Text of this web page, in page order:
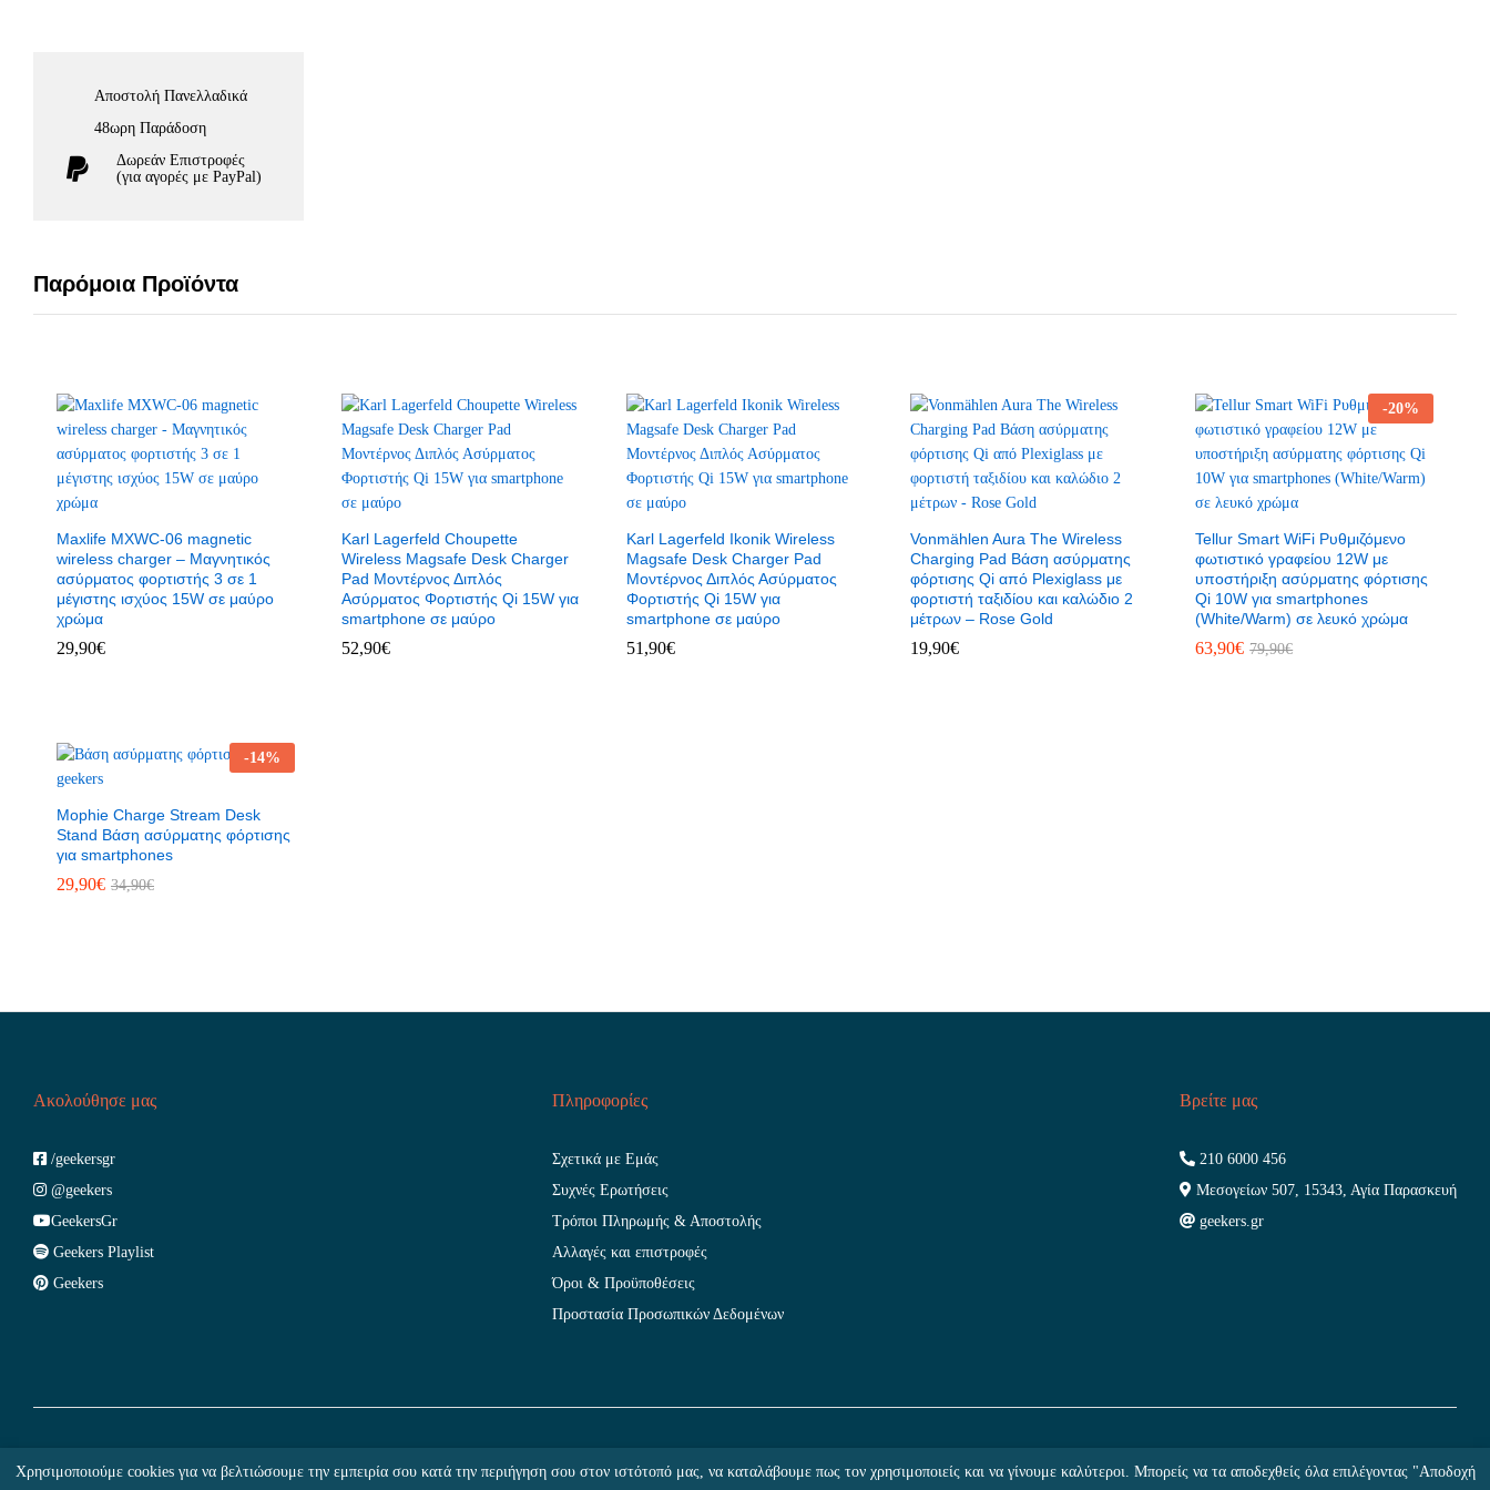
Αποστολή Πανελλαδικά
48ωρη Παράδοση
Δωρεάν Eπιστροφές
(για αγορές με PayPal)
Παρόμοια Προϊόντα
Maxlife MXWC-06 magnetic
wireless charger – Μαγνητικός
ασύρματος φορτιστής 3 σε 1
μέγιστης ισχύος 15W σε μαύρο
χρώμα
29,90€
Karl Lagerfeld Choupette
Wireless Magsafe Desk Charger
Pad Μοντέρνος Διπλός
Ασύρματος Φορτιστής Qi 15W για
smartphone σε μαύρο
52,90€
Karl Lagerfeld Ikonik Wireless
Magsafe Desk Charger Pad
Μοντέρνος Διπλός Ασύρματος
Φορτιστής Qi 15W για
smartphone σε μαύρο
51,90€
Vonmählen Aura The Wireless
Charging Pad Βάση ασύρματης
φόρτισης Qi από Plexiglass με
φορτιστή ταξιδίου και καλώδιο 2
μέτρων – Rose Gold
19,90€
-20%
Tellur Smart WiFi Ρυθμιζόμενο
φωτιστικό γραφείου 12W με
υποστήριξη ασύρματης φόρτισης
Qi 10W για smartphones
(White/Warm) σε λευκό χρώμα
63,90€ 79,90€
-14%
Mophie Charge Stream Desk
Stand Βάση ασύρματης φόρτισης
για smartphones
29,90€ 34,90€
Ακολούθησε μας
/geekersgr
@geekers
GeekersGr
Geekers Playlist
Geekers
Πληροφορίες
Σχετικά με Εμάς
Συχνές Ερωτήσεις
Τρόποι Πληρωμής & Αποστολής
Αλλαγές και επιστροφές
Όροι & Προϋποθέσεις
Προστασία Προσωπικών Δεδομένων
Βρείτε μας
210 6000 456
Μεσογείων 507, 15343, Αγία Παρασκευή
geekers.gr
Copyright © 2026 - Geekers.gr | Designed by Geometry Woocommerce Hosting WebHosting|4U
Χρησιμοποιούμε cookies για να βελτιώσουμε την εμπειρία σου κατά την περιήγηση σου στον ιστότοπό μας, να καταλάβουμε πως τον χρησιμοποιείς και να γίνουμε καλύτεροι. Μπορείς να τα αποδεχθείς όλα επιλέγοντας "Αποδοχή